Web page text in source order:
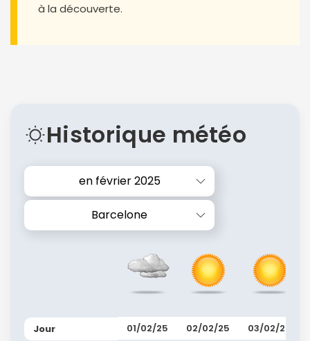
à la découverte.
Historique météo
en février 2025
Barcelone
Jour 01/02/25 02/02/25 03/02/25